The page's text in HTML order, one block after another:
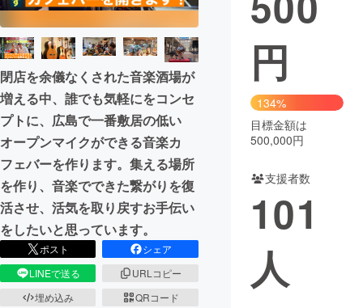
ビジネス・起業
まちづくり・地域活性化
CAMPFIRE for Social Good
CAMPFIRE Creation
CAMPFIREふるさと納税
コミュニティ
閉店を余儀なくされた音楽酒場が
増える中、誰でも気軽にをコンセ
プトに、広島で一番敷居の低い
オープンマイクができる音楽カ
フェバーを作ります。集える場所
を作り、音楽でできた繋がりを復
活させ、活気を取り戻すお手伝い
をしたいと思っています。
ポスト
シェア
LINEで送る
URLコピー
埋め込み
QRコード
円
134%
目標金額は
500,000円
支援者数
101
人